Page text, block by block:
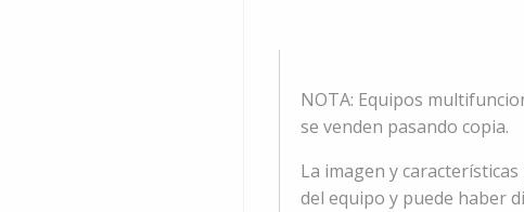
NOTA: Equipos
se venden pasando copia.
La imagen y
del equipo y puede haber